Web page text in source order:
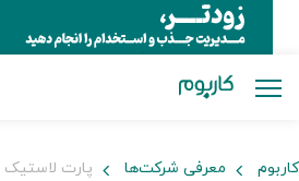
کاربوم معرفی شرکت‌ها پارت لاستیک